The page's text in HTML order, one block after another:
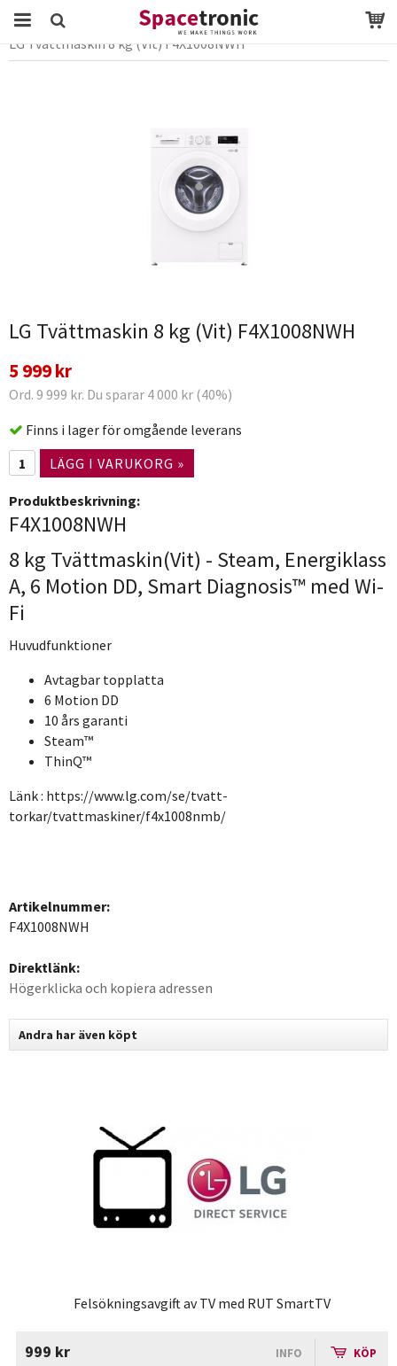
Startsida Webbutik vitvaror
Tvättmaskin
LG Tvättmaskin 8 kg (Vit) F4X1008NWH
LG Tvättmaskin 8 kg (Vit) F4X1008NWH
5 999 kr
Ord. 9 999 kr. Du sparar 4 000 kr (40%)
Finns i lager för omgående leverans
LÄGG I VARUKORG »
Produktbeskrivning:
F4X1008NWH
8 kg Tvättmaskin(Vit) - Steam, Energiklass
A, 6 Motion DD, Smart Diagnosis™ med Wi-
Fi
Huvudfunktioner
Avtagbar topplatta
6 Motion DD
10 års garanti
Steam™
ThinQ™
Länk : https://www.lg.com/se/tvatt-
torkar/tvattmaskiner/f4x1008nmb/
Artikelnummer:
F4X1008NWH
Direktlänk:
Högerklicka och kopiera adressen
Andra har även köpt
Felsökningsavgift av TV med RUT SmartTV
999 kr INFO KÖP